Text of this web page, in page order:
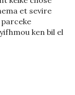
et sevire
ken bil el